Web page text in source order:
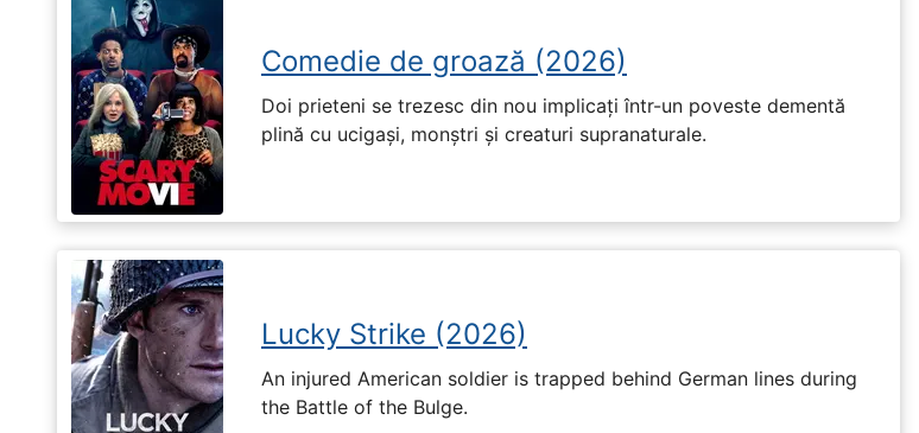
Comedie de groază (2026)
Doi prieteni se trezesc din nou implicați într-un poveste dementă
plină cu ucigași, monștri și creaturi supranaturale.
Lucky Strike (2026)
An injured American soldier is trapped behind German lines during
the Battle of the Bulge.